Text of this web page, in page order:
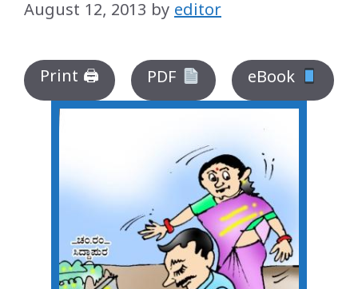
August 12, 2013 by editor
Print 🖨 PDF eBook